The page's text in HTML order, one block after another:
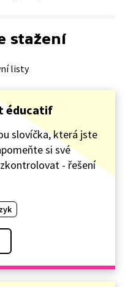
stažení
listy
éducatif
slovíčka, která jste
si své
- řešení